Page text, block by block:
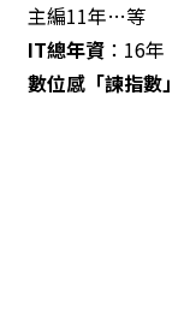
主編11年…等
IT總年資：16年
數位感「諫指數」